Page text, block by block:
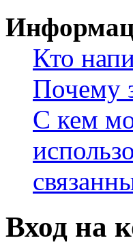
Кто
Почему
С кем
Вход на